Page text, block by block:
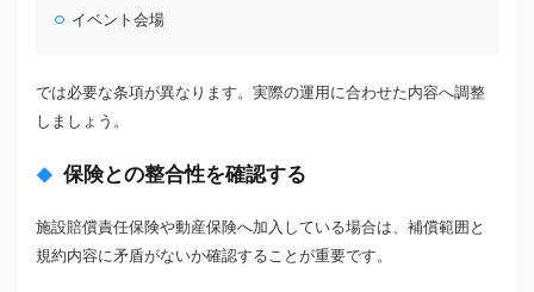
イベント会場
では必要な条項が異なります。実際の運用に合わせた内容へ調整
しましょう。
保険との整合性を確認する
施設賠償責任保険や動産保険へ加入している場合は、補償範囲と
規約内容に矛盾がないか確認することが重要です。